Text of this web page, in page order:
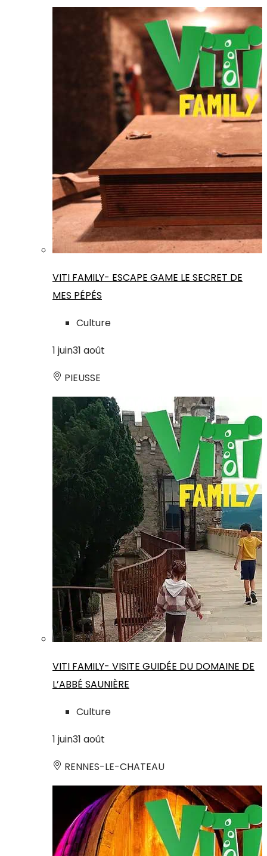
VITI FAMILY- ESCAPE GAME LE SECRET DE
MES PÉPÉS
Culture
1 juin31 août
PIEUSSE
VITI FAMILY- VISITE GUIDÉE DU DOMAINE DE
L’ABBÉ SAUNIÈRE
Culture
1 juin31 août
RENNES-LE-CHATEAU